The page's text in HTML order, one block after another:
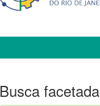
Busca facetada